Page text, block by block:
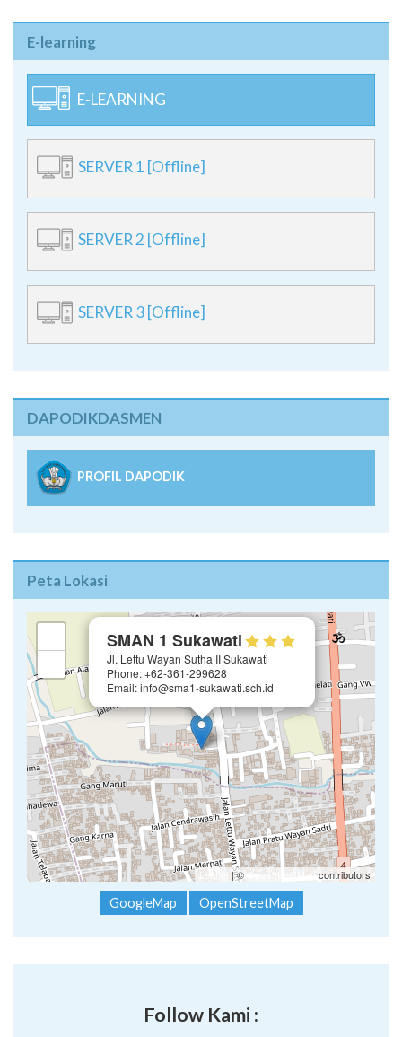
E-learning
E-LEARNING
SERVER 1 [Offline]
SERVER 2 [Offline]
SERVER 3 [Offline]
DAPODIKDASMEN
PROFIL DAPODIK
Peta Lokasi
SMAN 1 Sukawati
Jl. Lettu Wayan Sutha II Sukawati
Phone: +62-361-299628
Email: info@sma1-sukawati.sch.id
Leaflet | ©OpenStreetMap contributors
GoogleMap OpenStreetMap
Follow Kami :